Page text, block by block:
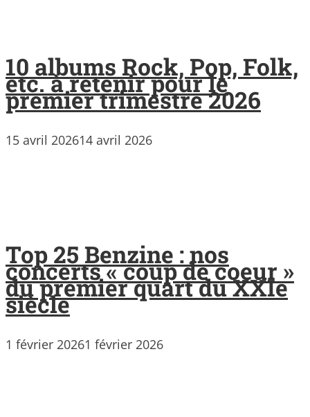
10 albums Rock, Pop, Folk,
etc. à retenir pour le
premier trimestre 2026
15 avril 202614 avril 2026
Top 25 Benzine : nos
concerts « coup de coeur »
du premier quart du XXIe
siècle
1 février 20261 février 2026